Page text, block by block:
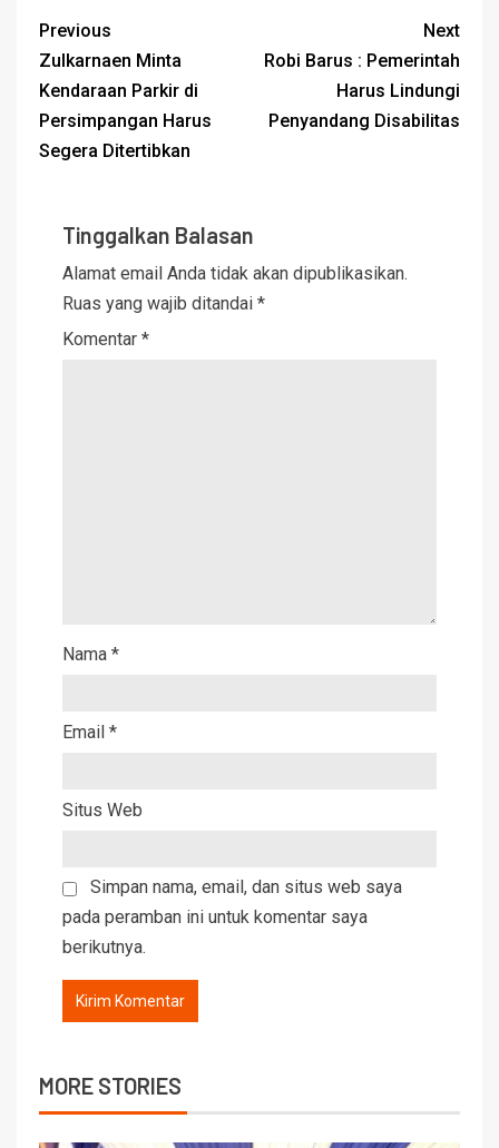
Previous
Zulkarnaen Minta
Kendaraan Parkir di
Persimpangan Harus
Segera Ditertibkan
Next
Robi Barus : Pemerintah
Harus Lindungi
Penyandang Disabilitas
Tinggalkan Balasan
Alamat email Anda tidak akan dipublikasikan.
Ruas yang wajib ditandai *
Komentar *
Nama *
Email *
Situs Web
Simpan nama, email, dan situs web saya
pada peramban ini untuk komentar saya
berikutnya.
MORE STORIES